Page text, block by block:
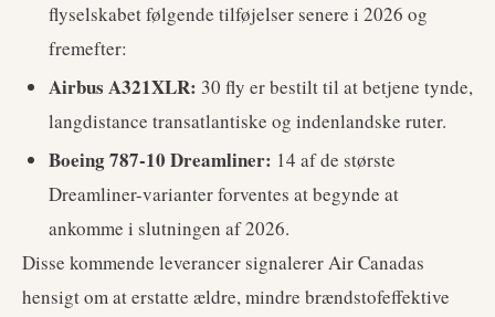
flyselskabet følgende tilføjelser senere i 2026 og
fremefter:
Airbus A321XLR: 30 fly er bestilt til at betjene tynde,
langdistance transatlantiske og indenlandske ruter.
Boeing 787-10 Dreamliner: 14 af de største
Dreamliner-varianter forventes at begynde at
ankomme i slutningen af 2026.
Disse kommende leverancer signalerer Air Canadas
hensigt om at erstatte ældre, mindre brændstofeffektive